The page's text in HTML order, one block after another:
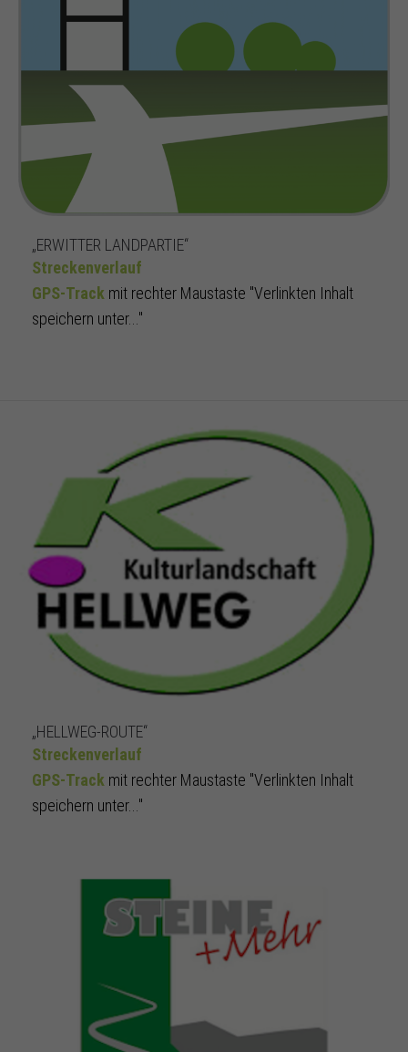
„ERWITTER LANDPARTIE“
Streckenverlauf
GPS-Track mit rechter Maustaste "Verlinkten Inhalt
speichern unter..."
„HELLWEG-ROUTE“
Streckenverlauf
GPS-Track mit rechter Maustaste "Verlinkten Inhalt
speichern unter..."